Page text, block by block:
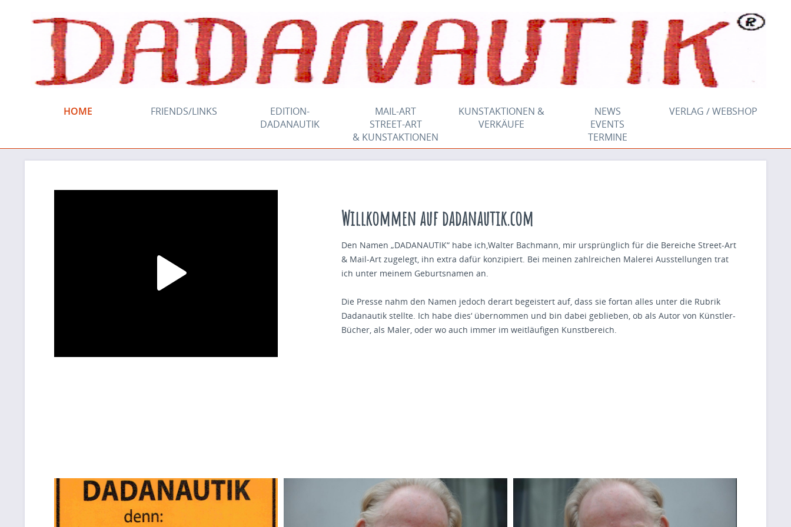
HOME FRIENDS/LINKS
EDITION-
DADANAUTIK
MAIL-ART
STREET-ART
& KUNSTAKTIONEN
KUNSTAKTIONEN &
VERKÄUFE
NEWS
EVENTS
TERMINE
VERLAG / WEBSHOP
Willkommen auf dadanautik.com
Den Namen „DADANAUTIK“ habe ich,Walter Bachmann, mir ursprünglich für die Bereiche Street-Art
& Mail-Art zugelegt, ihn extra dafür konzipiert. Bei meinen zahlreichen Malerei Ausstellungen trat
ich unter meinem Geburtsnamen an.
Die Presse nahm den Namen jedoch derart begeistert auf, dass sie fortan alles unter die Rubrik
Dadanautik stellte. Ich habe dies‘ übernommen und bin dabei geblieben, ob als Autor von Künstler-
Bücher, als Maler, oder wo auch immer im weitläufigen Kunstbereich.